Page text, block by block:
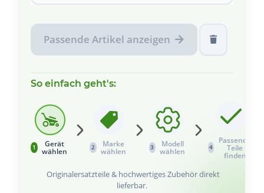
Passende Artikel anzeigen
So einfach geht's:
1
Gerät
wählen
2
Marke
wählen
3
Modell
wählen
4
Passende
Teile
finden
Originalersatzteile & hochwertiges Zubehör direkt
lieferbar.